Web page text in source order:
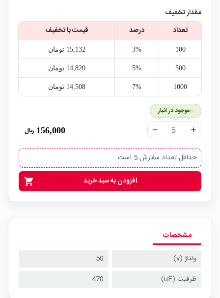
مقدار تخفیف
تعداد
درصد قیمت با تخفیف
100
3% 15,132‎ تومان
500
5% 14,820‎ تومان
1000
7% 14,508‎ تومان
موجود در انبار
remove add
156,000 ریال
حداقل تعداد سفارش 5 است
shopping_cart افزودن به سبد خرید
مشخصات
ولتاژ (v)
50
ظرفیت (uF)
470